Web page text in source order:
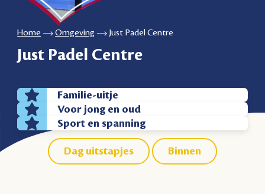
Home Omgeving Just Padel Centre
Just Padel Centre
Familie-uitje
Voor jong en oud
Sport en spanning
Dag uitstapjes Binnen